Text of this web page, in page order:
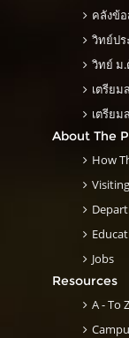
คลังข้
วิทย์ปร
วิทย์ ม
เตรียม
เตรียม
About The
How
Jobs
Resources
A - To